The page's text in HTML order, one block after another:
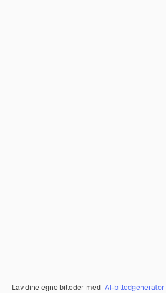
Lav dine egne billeder med AI-billedgenerator